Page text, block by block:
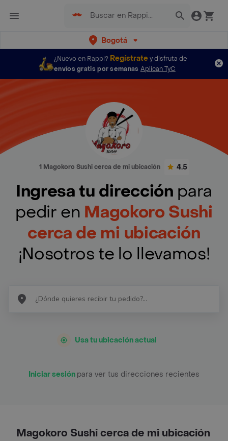
Bogotá
¿Nuevo en Rappi? Regístratey disfruta de
envíos gratis por semanas Aplican TyC
1 Magokoro Sushi cerca de mi ubicación 4.5
Ingresa tu dirección para
pedir en Magokoro Sushi
cerca de mi ubicación
¡Nosotros te lo llevamos!
Usa tu ubicación actual
Iniciar sesión para ver tus direcciones recientes
Magokoro Sushi cerca de mi ubicación